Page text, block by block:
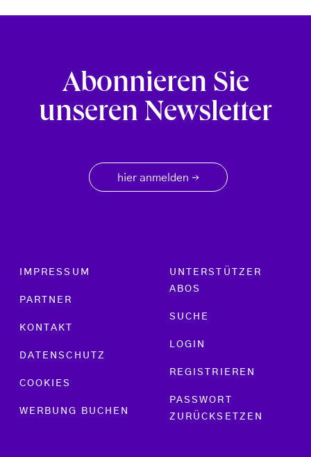
Abonnieren Sie
unseren Newsletter
hier anmelden →
Footer menu
IMPRESSUM
PARTNER
KONTAKT
DATENSCHUTZ
COOKIES
WERBUNG BUCHEN
UNTERSTÜTZER
ABOS
SUCHE
LOGIN
REGISTRIEREN
PASSWORT
ZURÜCKSETZEN